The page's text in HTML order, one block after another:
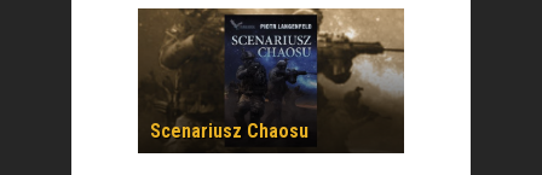
Scenariusz Chaosu